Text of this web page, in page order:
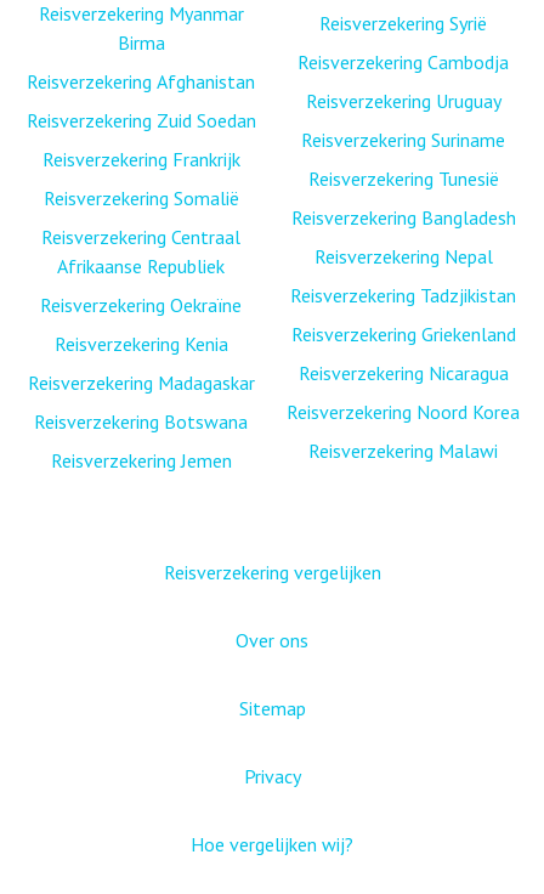
Reisverzekering Myanmar
Birma
Reisverzekering Afghanistan
Reisverzekering Zuid Soedan
Reisverzekering Frankrijk
Reisverzekering Somalië
Reisverzekering Centraal
Afrikaanse Republiek
Reisverzekering Oekraïne
Reisverzekering Kenia
Reisverzekering Madagaskar
Reisverzekering Botswana
Reisverzekering Jemen
Reisverzekering Syrië
Reisverzekering Cambodja
Reisverzekering Uruguay
Reisverzekering Suriname
Reisverzekering Tunesië
Reisverzekering Bangladesh
Reisverzekering Nepal
Reisverzekering Tadzjikistan
Reisverzekering Griekenland
Reisverzekering Nicaragua
Reisverzekering Noord Korea
Reisverzekering Malawi
Reisverzekering vergelijken
Over ons
Sitemap
Privacy
Hoe vergelijken wij?